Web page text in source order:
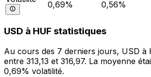
0,69% 0,56%
USD à HUF statistiques
Au cours des 7 derniers jours, USD à
entre 313,13 et 316,97. La moyenne
0,69% volatilité.